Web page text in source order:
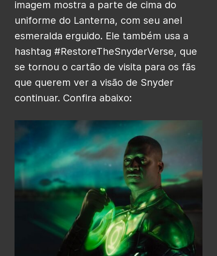
imagem mostra a parte de cima do
uniforme do Lanterna, com seu anel
esmeralda erguido. Ele também usa a
hashtag #RestoreTheSnyderVerse, que
se tornou o cartão de visita para os fãs
que querem ver a visão de Snyder
continuar. Confira abaixo: